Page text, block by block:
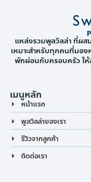
แหล่งรวมพูลวิลล่า ที่ผส
เหมาะสำหรับทุกคนที่มอ
พักผ่อนกับครอบครัว ให้
เมนูหลัก
หน้าแรก
พูลวิลล่าของเรา
รีวิวจากลูกค้า
ติดต่อเรา